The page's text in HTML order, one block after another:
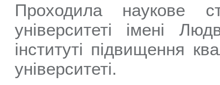
Проходила наукове
університеті імені
інституті підвищення
університеті.